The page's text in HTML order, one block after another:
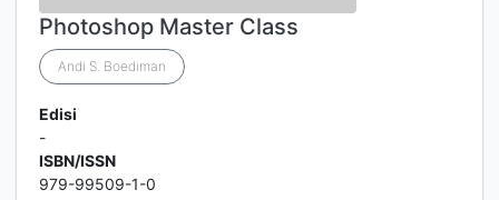
Photoshop Master Class
Andi S. Boediman
Edisi
-
ISBN/ISSN
979-99509-1-0